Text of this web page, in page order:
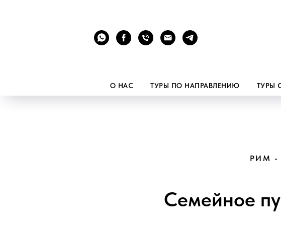
О НАС ТУРЫ ПО НАПРАВЛЕНИЮ ТУРЫ
РИМ -
Семейное